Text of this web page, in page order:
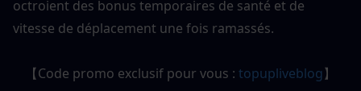
octroient des bonus temporaires de santé et de
vitesse de déplacement une fois ramassés.
【Code promo exclusif pour vous : topupliveblog】